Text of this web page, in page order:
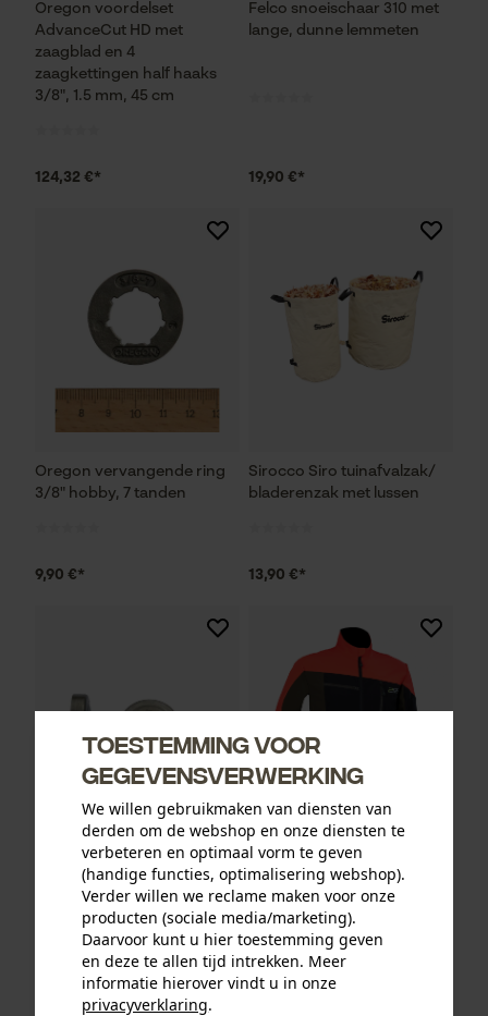
Oregon voordelset
AdvanceCut HD met
zaagblad en 4
zaagkettingen half haaks
3/8", 1.5 mm, 45 cm
124,32 €*
Felco snoeischaar 310 met
lange, dunne lemmeten
19,90 €*
Oregon vervangende ring
3/8" hobby, 7 tanden
9,90 €*
Sirocco Siro tuinafvalzak/
bladerenzak met lussen
13,90 €*
Oregon ringtandwiel 325, 7
tanden incl. aandrijfring bijv.
geschikt voor Jonsered
PSS functionele jas X-treme
Breeze rood/groen
Toestemming voor
gegevensverwerking
We willen gebruikmaken van diensten van
derden om de webshop en onze diensten te
verbeteren en optimaal vorm te geven
(handige functies, optimalisering webshop).
Verder willen we reclame maken voor onze
producten (sociale media/marketing).
Daarvoor kunt u hier toestemming geven
en deze te allen tijd intrekken. Meer
informatie hierover vindt u in onze
privacyverklaring.